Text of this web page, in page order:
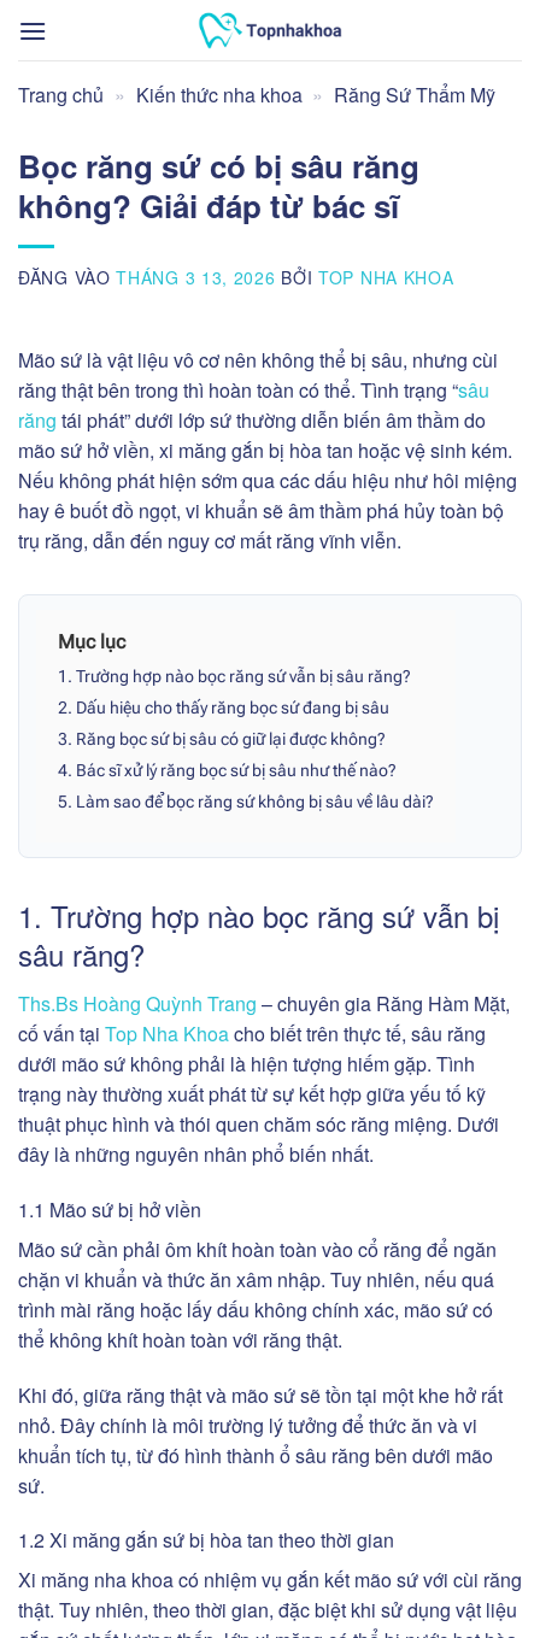
qua
dung
Trang chủ » Kiến thức nha khoa » Răng Sứ Thẩm Mỹ
Bọc răng sứ có bị sâu răng
không? Giải đáp từ bác sĩ
ĐĂNG VÀOTHÁNG 3 13, 2026 BỞITOP NHA KHOA
Mão sứ là vật liệu vô cơ nên không thể bị sâu, nhưng cùi
răng thật bên trong thì hoàn toàn có thể. Tình trạng “sâu
răng tái phát” dưới lớp sứ thường diễn biến âm thầm do
mão sứ hở viền, xi măng gắn bị hòa tan hoặc vệ sinh kém.
Nếu không phát hiện sớm qua các dấu hiệu như hôi miệng
hay ê buốt đồ ngọt, vi khuẩn sẽ âm thầm phá hủy toàn bộ
trụ răng, dẫn đến nguy cơ mất răng vĩnh viễn.
Mục lục
1. Trường hợp nào bọc răng sứ vẫn bị sâu răng?
2. Dấu hiệu cho thấy răng bọc sứ đang bị sâu
3. Răng bọc sứ bị sâu có giữ lại được không?
4. Bác sĩ xử lý răng bọc sứ bị sâu như thế nào?
5. Làm sao để bọc răng sứ không bị sâu về lâu dài?
1. Trường hợp nào bọc răng sứ vẫn bị
sâu răng?
Ths.Bs Hoàng Quỳnh Trang – chuyên gia Răng Hàm Mặt,
cố vấn tại Top Nha Khoacho biết trên thực tế, sâu răng
dưới mão sứ không phải là hiện tượng hiếm gặp. Tình
trạng này thường xuất phát từ sự kết hợp giữa yếu tố kỹ
thuật phục hình và thói quen chăm sóc răng miệng. Dưới
đây là những nguyên nhân phổ biến nhất.
1.1 Mão sứ bị hở viền
Mão sứ cần phải ôm khít hoàn toàn vào cổ răng để ngăn
chặn vi khuẩn và thức ăn xâm nhập. Tuy nhiên, nếu quá
trình mài răng hoặc lấy dấu không chính xác, mão sứ có
thể không khít hoàn toàn với răng thật.
Khi đó, giữa răng thật và mão sứ sẽ tồn tại một khe hở rất
nhỏ. Đây chính là môi trường lý tưởng để thức ăn và vi
khuẩn tích tụ, từ đó hình thành ổ sâu răng bên dưới mão
sứ.
1.2 Xi măng gắn sứ bị hòa tan theo thời gian
Xi măng nha khoa có nhiệm vụ gắn kết mão sứ với cùi răng
thật. Tuy nhiên, theo thời gian, đặc biệt khi sử dụng vật liệu